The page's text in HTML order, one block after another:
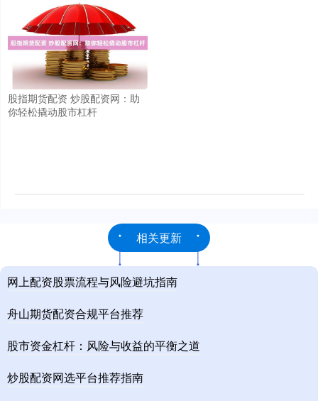
股指期货配资 炒股配资网：助
你轻松撬动股市杠杆
相关更新
网上配资股票流程与风险避坑指南
舟山期货配资合规平台推荐
股市资金杠杆：风险与收益的平衡之道
炒股配资网选平台推荐指南